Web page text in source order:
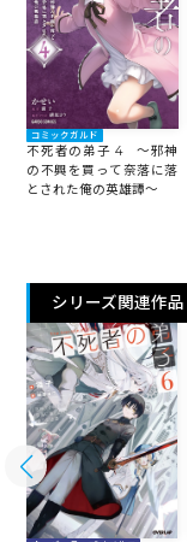
コミックガルド
不死者の弟子 4 ～邪神
の不興を買って奈落に落
とされた俺の英雄譚～
シリーズ関連作品